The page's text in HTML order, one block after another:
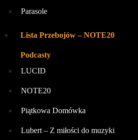
Parasole
Lista Przebojów – NOTE20
Podcasty
LUCID
NOTE20
Piątkowa Domówka
Lubert – Z miłości do muzyki